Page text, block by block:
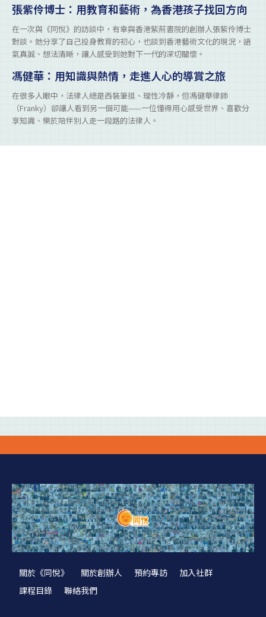
張紫伶博士：用教育和藝術，為香港孩子找回方向
在一次與《同悅》的訪談中，有幸與香港紫荊書院的創辦人張紫伶博士
對談。她分享了自己投身教育的初心，也談到香港藝術文化的現況，語
氣真誠、想法清晰，讓人感受到她對下一代的深切關懷。
馮健華：用知識與熱情，走進人心的導賞之旅
在很多人眼中，法律人總是西裝筆挺、理性冷靜，但馮健華律師
（Franky）卻讓人看到另一個可能——一位懂得用心感受世界、喜歡分
享知識、樂於陪伴別人走一段路的法律人。
關於《同悅》 關於創辦人 預約專訪
加入社群
課程目錄
聯絡我們